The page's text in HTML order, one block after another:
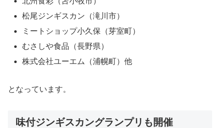
松尾ジンギスカン（滝川市）
ミートショップ小久保（芽室町）
むさしや食品（長野県）
株式会社ユーエム（浦幌町）他
となっています。
味付ジンギスカングランプリも開催